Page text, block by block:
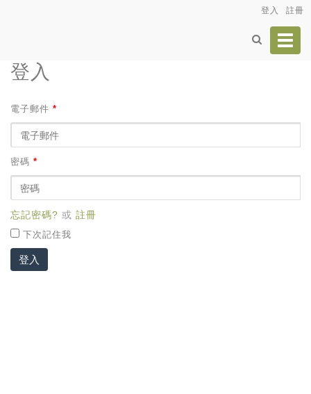
登入 註冊
登入
電子郵件 *
密碼 *
忘記密碼? 或 註冊
下次記住我
登入